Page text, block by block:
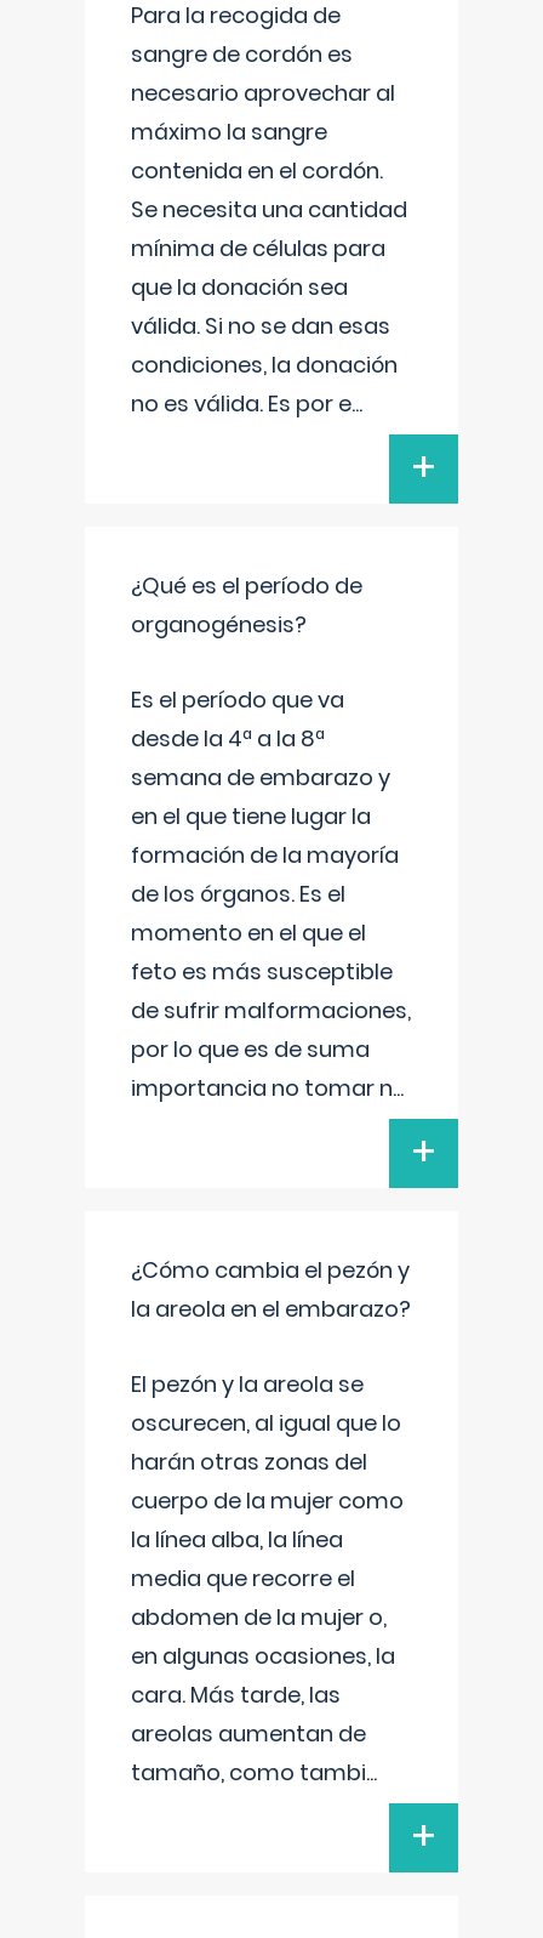
Para la recogida de
sangre de cordón es
necesario aprovechar al
máximo la sangre
contenida en el cordón.
Se necesita una cantidad
mínima de células para
que la donación sea
válida. Si no se dan esas
condiciones, la donación
no es válida. Es por e...
+
¿Qué es el período de
organogénesis?
Es el período que va
desde la 4ª a la 8ª
semana de embarazo y
en el que tiene lugar la
formación de la mayoría
de los órganos. Es el
momento en el que el
feto es más susceptible
de sufrir malformaciones,
por lo que es de suma
importancia no tomar n...
+
¿Cómo cambia el pezón y
la areola en el embarazo?
El pezón y la areola se
oscurecen, al igual que lo
harán otras zonas del
cuerpo de la mujer como
la línea alba, la línea
media que recorre el
abdomen de la mujer o,
en algunas ocasiones, la
cara. Más tarde, las
areolas aumentan de
tamaño, como tambi...
+